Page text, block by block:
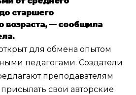
старшего
возраста, — сообщила
для обмена опытом
педагогами. Создатели
преподавателям
свои авторские